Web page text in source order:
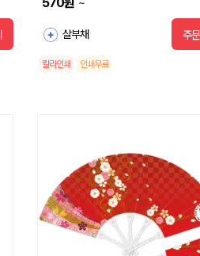
살부채 주
칼라인쇄 인쇄무료